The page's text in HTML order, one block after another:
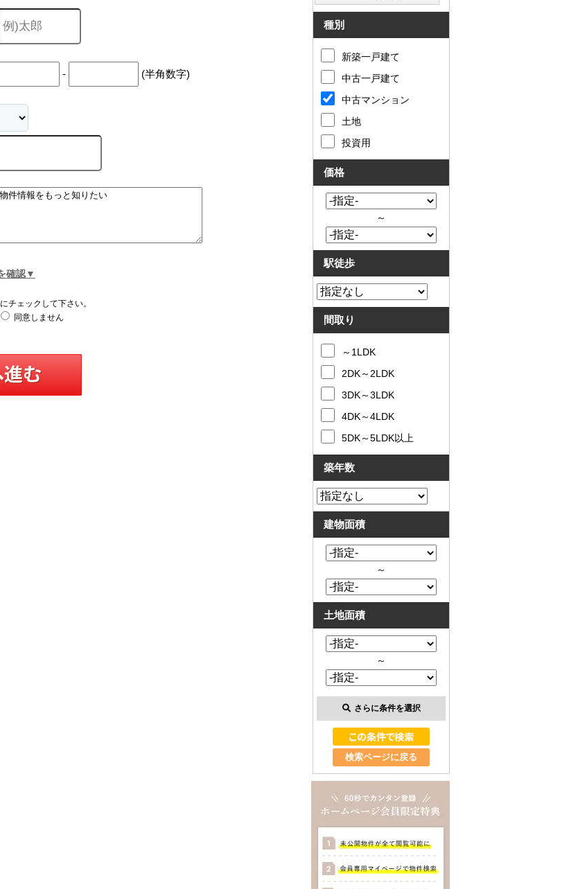
- (半角数字)
確認▼
チェックして下さい。
同意しません
種別
新築一戸建て
中古一戸建て
中古マンション
土地
投資用
価格
～
駅徒歩
間取り
～1LDK
2DK～2LDK
3DK～3LDK
4DK～4LDK
5DK～5LDK以上
築年数
建物面積
～
土地面積
～
さらに条件を選択
検索ページに戻る